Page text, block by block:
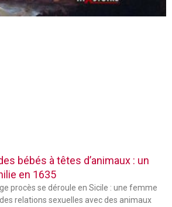
bébés à têtes d’animaux : un
en 1635
procès se déroule en Sicile : une femme
relations sexuelles avec des animaux